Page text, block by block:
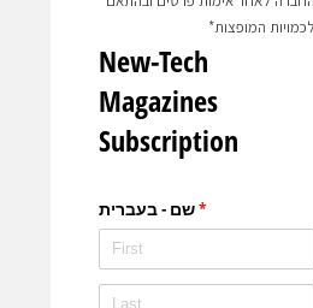
לכמויות המופצות*